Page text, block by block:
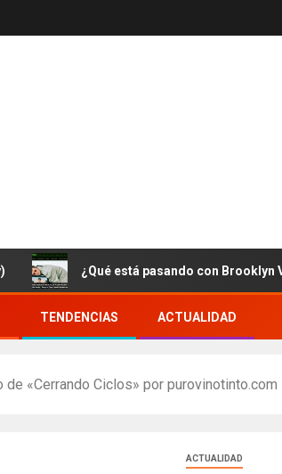
¿Qué está pasando con Brooklyn Vegan?
TENDENCIAS ACTUALIDAD
«Cerrando Ciclos» por purovinotinto.com
ACTUALIDAD